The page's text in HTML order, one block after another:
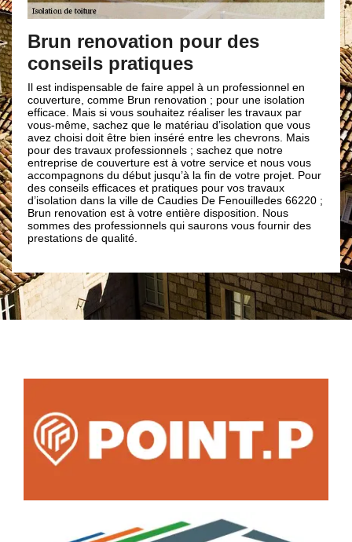
renovation pour des
pratiques
de faire appel à un professionnel en
comme Brun renovation ; pour une isolation
Mais si vous souhaitez réaliser les travaux par
sachez que le matériau d’isolation que vous
doit être bien inséré entre les chevrons. Mais
travaux professionnels ; sachez que notre
de couverture est à votre service et nous vous
du début jusqu’à la fin de votre projet. Pour
efficaces et pratiques pour vos travaux
dans la ville de Caudies De Fenouilledes 66220 ;
est à votre entière disposition. Nous
des professionnels qui saurons vous fournir des
de qualité.
Les
artisans
intérieure
Notre entreprise
artisans
techniques pour
nous pouvons
panneaux, en
couvreurs sauront
solutions pour
intérieure soit un
de votre toiture :
pas à faire appel
renovation à
travaux fiables